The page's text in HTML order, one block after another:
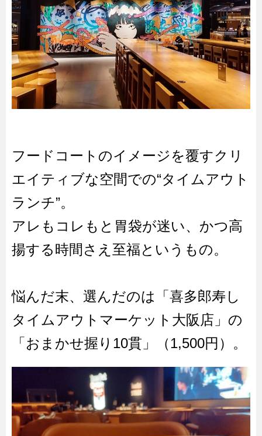
フードコートのイメージを覆すクリ
エイティブな空間での“タイムアウト
ランチ”。
アレもコレもと胃袋が迷い、かつ高
揚する時間さえ至福というもの。
悩んだ末、選んだのは「喜多郎寿し
タイムアウトマーケット大阪店」の
「おまかせ握り10貫」（1,500円）。